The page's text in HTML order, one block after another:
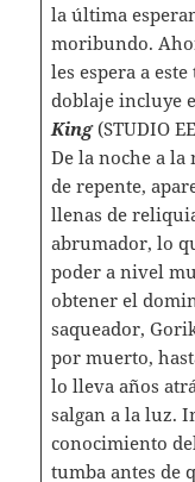
la última
moribundo.
les espera a
doblaje incluye
King(STUDIO
De la noche a la
de repente,
llenas de
abrumador, lo
poder a nivel
obtener el
saqueador,
por muerto,
lo lleva años
salgan a la luz.
conocimiento
tumba antes de